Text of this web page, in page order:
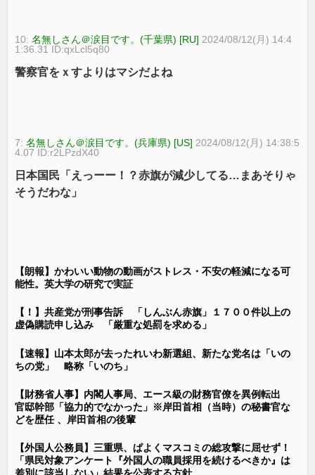
10:名無しさん＠涙目です。(千葉県) [RU] 2024/08/12(月) 14:4
1:36.31 ID:qxLcl5q80
警察官をｘすよりはマシだよね
7:名無しさん＠涙目です。(兵庫県) [US] 2024/08/12(月) 14:38:5
4.07 ID:r2LPzdX40
日本国民「えっーー！？赤旗が減少してる…まあそりゃ
そうだわな」
【朗報】かわいい動物の動画がストレス・不安の軽減になる可
能性。英大学の研究で実証
【！】共産党が刑事告訴 「しんぶん赤旗」１７００件以上の
虚偽購読申し込み 「厳重な処罰を求める」
【速報】山本太郎が去ったれいわ新選組、新たな党名は「いの
ちの党」 略称「いのち」
【財務省人事】内閣人事局、エース級の財務官僚を異例転出
官邸幹部「協力的でなかった」※岸田首相（当時）の秘書官な
どを歴任 、岸田首相の後輩
【外国人公務員】三重県、ぱよくマスコミの総攻撃に屈せず！
「県民対象アンケート『外国人の職員採用を続けるべきか』は